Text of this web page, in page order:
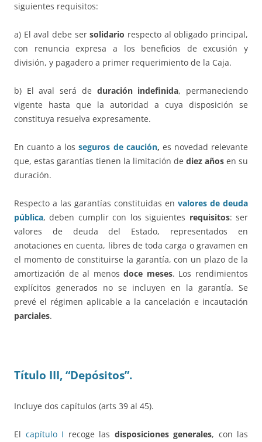
siguientes requisitos:
a) El aval debe sersolidario respecto al obligado principal,
con renuncia expresa a los beneficios de excusión y
división, y pagadero a primer requerimiento de la Caja.
b) El aval será de duración indefinida, permaneciendo
vigente hasta que la autoridad a cuya disposición se
constituya resuelva expresamente.
En cuanto a losseguros de caución, es novedad relevante
que, estas garantías tienen la limitación de diez años en su
duración.
Respecto a las garantías constituidas en valores de deuda
pública, deben cumplir con los siguientes requisitos: ser
valores de deuda del Estado, representados en
anotaciones en cuenta, libres de toda carga o gravamen en
el momento de constituirse la garantía, con un plazo de la
amortización de al menosdoce meses. Los rendimientos
explícitos generados no se incluyen en la garantía. Se
prevé el régimen aplicable a la cancelación e incautación
parciales.
Título III, “Depósitos”.
Incluye dos capítulos (arts 39 al 45).
El capítulo I recoge las disposiciones generales, con las